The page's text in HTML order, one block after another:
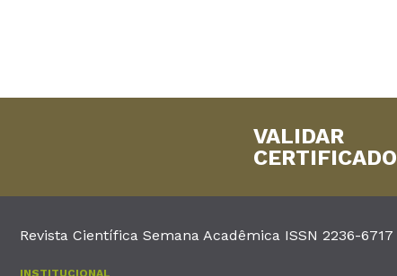
VALIDAR
CERTIFICADO
Revista Científica Semana Acadêmica ISSN 2236-6717
INSTITUCIONAL